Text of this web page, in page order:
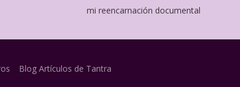
mi reencarnación documental
Blog Artículos de Tantra